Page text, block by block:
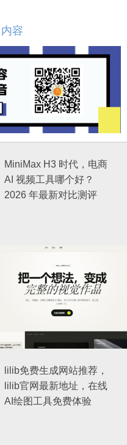
容
MiniMax H3 时代，电商
AI 视频工具哪个好？
2026 年最新对比测评
lilib免费生成网站推荐，
lilib官网最新地址，在线
AI绘图工具免费体验